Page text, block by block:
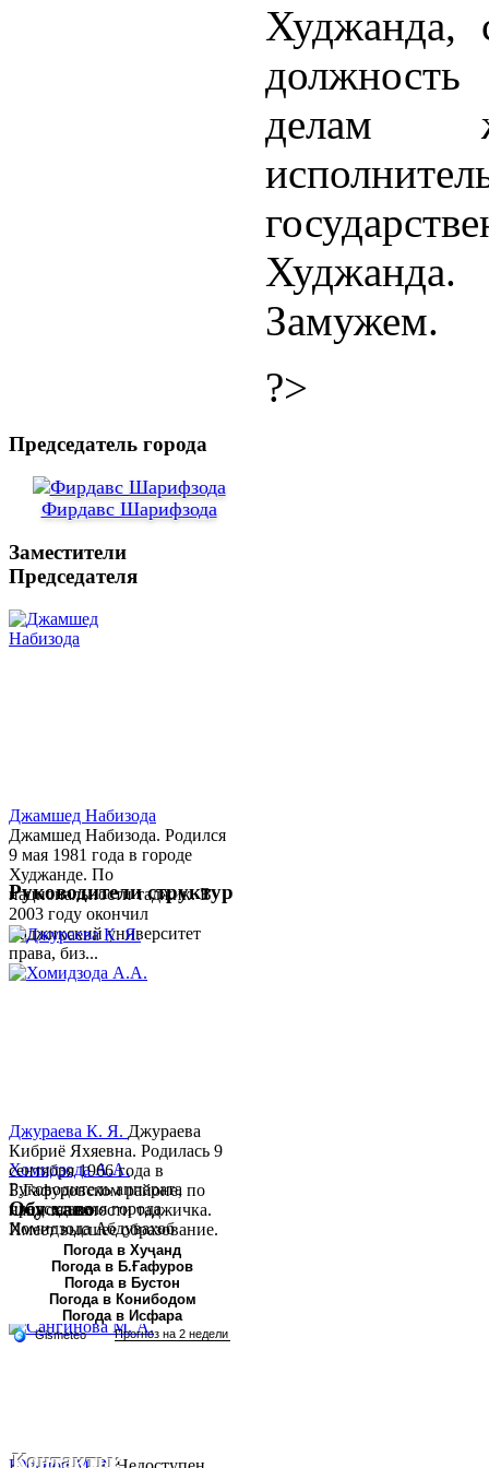
Худжанда,
делам
Худжанда.
Замужем.
?>
Председатель города
Фирдавс Шарифзода
Заместители
Председателя
Джамшед Набизода
Джамшед Набизода. Родился
9 мая 1981 года в городе
Худжанде. По
национальности таджик. В
2003 году окончил
Таджикский университет
права, биз...
Хомидзода А.А.
Руководитель аппарата
председателя города
Хомидзода Абдувахоб
Абдумаджид родился 8
июня 1978 года в городе
Худжанде. По
национальности...
Руководители структур
Джураева К. Я. Джураева
Кибриё Яхяевна. Родилась 9
сентября 1966 года в
Б.Гафуровском районе, по
национальности таджичка.
Имеет высшее образование.
В 1997 ...
Обу хаво
Погода в Хуҷанд
Погода в Б.Ғафуров
Погода в Бустон
Погода в Конибодом
Погода в Исфара
Контакты: